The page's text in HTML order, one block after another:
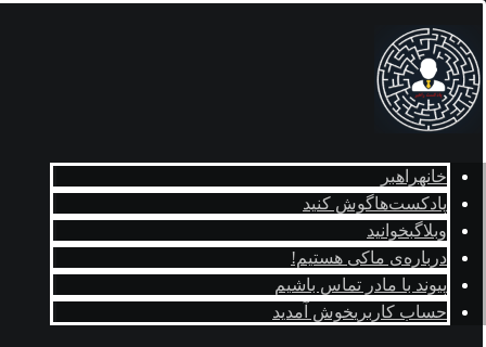
خانهراهبر
پادکست‌هاگوش کنید
وبلاگبخوانید
درباره‌ی ماکی هستیم!
پیوند با مادر تماس باشیم
حساب کاربریخوش آمدید